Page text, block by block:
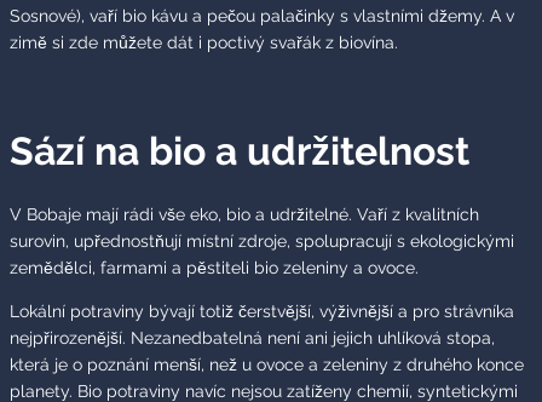
Sosnové), vaří bio kávu a pečou palačinky s vlastními džemy. A v
zimě si zde můžete dát i poctivý svařák z biovína.
Sází na bio a udržitelnost
V Bobaje mají rádi vše eko, bio a udržitelné. Vaří z kvalitních
surovin, upřednostňují místní zdroje, spolupracují s ekologickými
zemědělci, farmami a pěstiteli bio zeleniny a ovoce.
Lokální potraviny bývají totiž čerstvější, výživnější a pro strávníka
nejpřirozenější. Nezanedbatelná není ani jejich uhlíková stopa,
která je o poznání menší, než u ovoce a zeleniny z druhého konce
planety. Bio potraviny navíc nejsou zatíženy chemií, syntetickými